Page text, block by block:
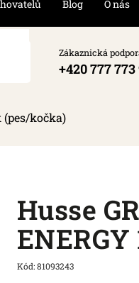
Blog O nás
Zákaznická
+420 777 773
kočka)
Husse
ENERGY
Kód:81093243